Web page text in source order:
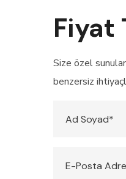
Fiyat
Size özel
benzersiz